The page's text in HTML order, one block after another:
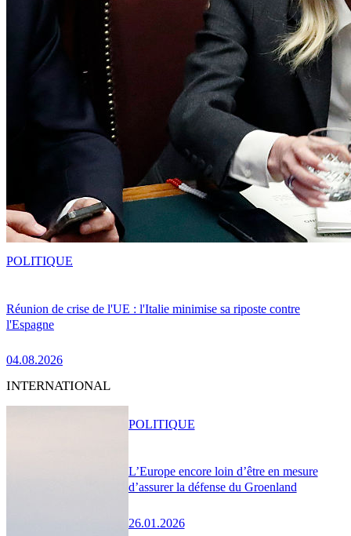
Réunion de crise de l'UE : l'Italie minimise sa riposte contre
l'Espagne
04.08.2026
POLITIQUE
INTERNATIONAL
L’Europe encore loin d’être en mesure
d’assurer la défense du Groenland
26.01.2026
POLITIQUE